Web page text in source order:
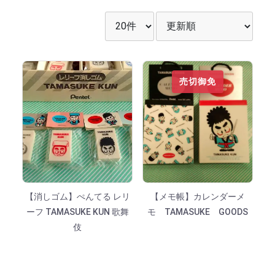
並び順を選択
【消しゴム】ぺんてる レリ
ーフ TAMASUKE KUN 歌舞
伎
売切御免
【メモ帳】カレンダーメ
モ TAMASUKE GOODS